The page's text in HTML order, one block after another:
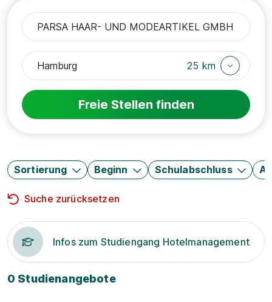
25 km
Freie Stellen finden
Sortierung Beginn Schulabschluss
Suche zurücksetzen
Infos zum Studiengang Hotelmanagement
0 Studienangebote